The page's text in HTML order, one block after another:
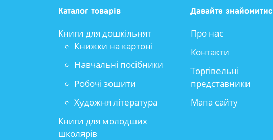
Каталог товарів
Книги для дошкільнят
Книжки на картоні
Навчальні посібники
Робочі зошити
Художня література
Книги для молодших
школярів
Давайте
Про нас
Контакти
Торгівельні
представники
Мапа сайту